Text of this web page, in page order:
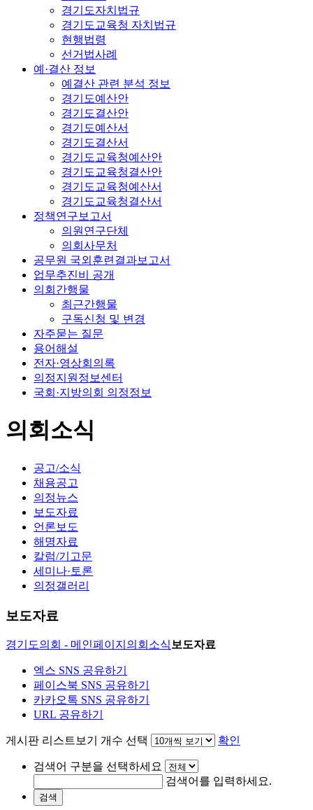
경기도자치법규
경기도교육청 자치법규
현행법령
선거법사례
예·결산 정보
예결산 관련 분석 정보
경기도예산안
경기도결산안
경기도예산서
경기도결산서
경기도교육청예산안
경기도교육청결산안
경기도교육청예산서
경기도교육청결산서
정책연구보고서
의원연구단체
의회사무처
공무원 국외훈련결과보고서
업무추진비 공개
의회간행물
최근간행물
구독신청 및 변경
자주묻는 질문
용어해설
전자·영상회의록
의정지원정보센터
국회·지방의회 의정정보
의회소식
공고/소식
채용공고
의정뉴스
보도자료
언론보도
해명자료
칼럼/기고문
세미나·토론
의정갤러리
보도자료
경기도의회 - 메인페이지 의회소식보도자료
엑스 SNS 공유하기
페이스북 SNS 공유하기
카카오톡 SNS 공유하기
URL 공유하기
게시판 리스트보기 개수 선택 확인
검색어 구분을 선택하세요
검색어를 입력하세요.
검색